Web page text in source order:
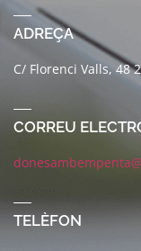
ADREÇA
C/ Florenci Valls, 48
CORREU
TELÈFON